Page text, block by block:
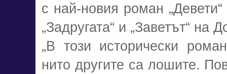
с най-новия роман
„Задругата“ и „Заветът“ на
„В този исторически
нито другите са лошите.